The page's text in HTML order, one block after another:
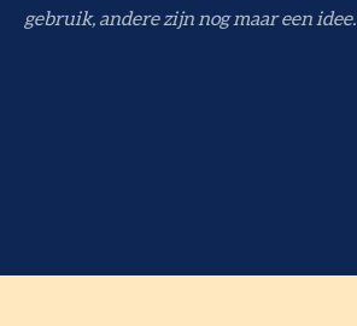
gebruik, andere zijn nog maar een idee.